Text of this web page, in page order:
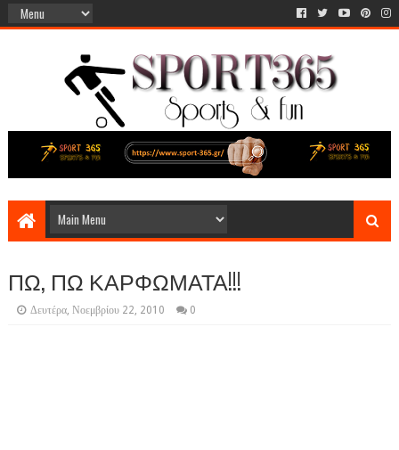
ΠΩ, ΠΩ ΚΑΡΦΩΜΑΤΑ!!!
Δευτέρα, Νοεμβρίου 22, 2010 0